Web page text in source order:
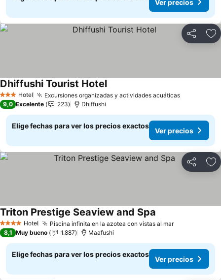
Ver precios
Compartir
3 Estrellas
Hotel Excursiones organizadas y actividades acuáticas
Dhiffushi Tourist Hotel
9,0 Excelente 223 Dhiffushi
Elige fechas para ver los precios exactos
Ver precios
Compartir
4 EstrellasHotel Piscina infinita en la azotea con vistas al mar
Triton Prestige Seaview and Spa
8,1 Muy bueno 1.887 Maafushi
Elige fechas para ver los precios exactos
Ver precios